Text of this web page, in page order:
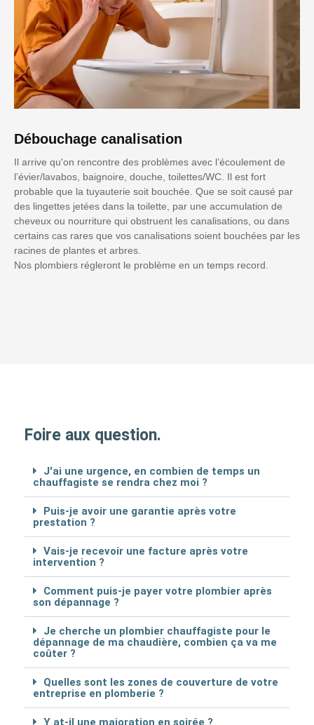
Débouchage canalisation
Il arrive qu'on rencontre des problèmes avec l’écoulement de
l’évier/lavabos, baignoire, douche, toilettes/WC. Il est fort
probable que la tuyauterie soit bouchée. Que se soit causé par
des lingettes jetées dans la toilette, par une accumulation de
cheveux ou nourriture qui obstruent les canalisations, ou dans
certains cas rares que vos canalisations soient bouchées par les
racines de plantes et arbres.
Nos plombiers régleront le problème en un temps record.
Foire aux question.
J'ai une urgence, en combien de temps un
chauffagiste se rendra chez moi ?
Puis-je avoir une garantie après votre
prestation ?
Vais-je recevoir une facture après votre
intervention ?
Comment puis-je payer votre plombier après
son dépannage ?
Je cherche un plombier chauffagiste pour le
dépannage de ma chaudière, combien ça va me
coûter ?
Quelles sont les zones de couverture de votre
entreprise en plomberie ?
Y at-il une majoration en soirée ?